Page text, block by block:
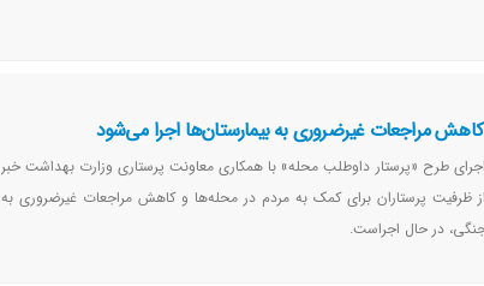
مراجعات غیرضروری به بیمارستان‌ها اجرا می‌شود
طرح «پرستار داوطلب محله» با همکاری معاونت پرستاری وزارت بهداشت خبر
پرستاران برای کمک به مردم در محله‌ها و کاهش مراجعات غیرضروری به
جنگی، در حال اجراست.